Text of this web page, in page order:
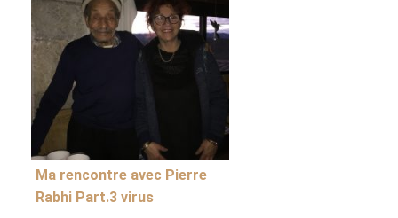
Ma rencontre avec Pierre
Rabhi Part.3 virus